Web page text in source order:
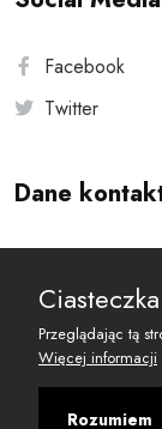
Facebook
Twitter
Dane
Ciasteczka
Przeglądając tą
Więcej informacji
Rozumiem